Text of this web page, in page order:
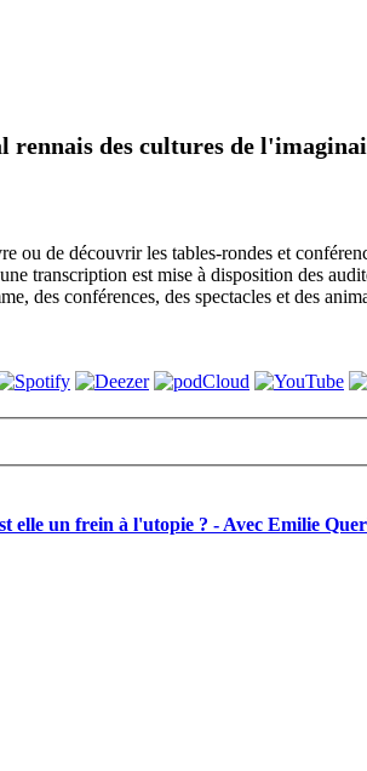
des cultures de
ou de découvrir les tables-rondes et
transcription est mise à disposition des
des conférences, des spectacles et des
elle un frein à l'utopie ? - Avec Emilie